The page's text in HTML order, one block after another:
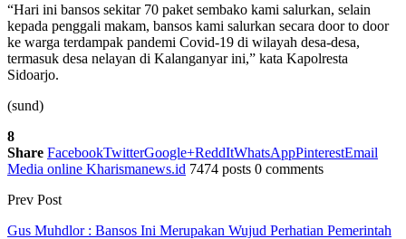
“Hari ini bansos sekitar 70 paket sembako kami salurkan, selain
kepada penggali makam, bansos kami salurkan secara door to door
ke warga terdampak pandemi Covid-19 di wilayah desa-desa,
termasuk desa nelayan di Kalanganyar ini,” kata Kapolresta
Sidoarjo.
(sund)
8
Share FacebookTwitterGoogle+ReddItWhatsAppPinterestEmail
Media online Kharismanews.id 7474 posts 0 comments
Prev Post
Gus Muhdlor : Bansos Ini Merupakan Wujud Perhatian Pemerintah